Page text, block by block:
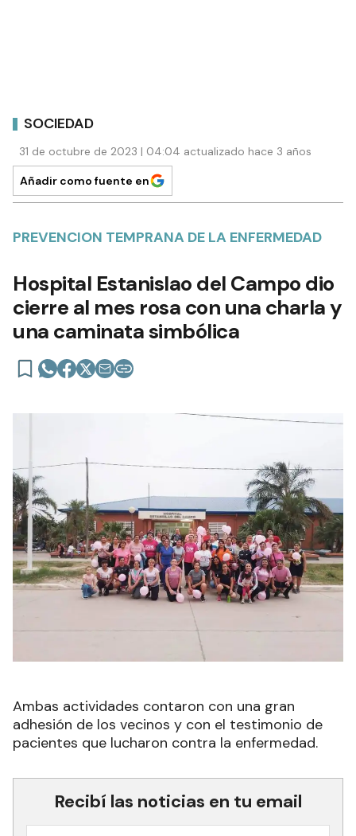
SOCIEDAD
31 de octubre de 2023 | 04:04 actualizado hace 3 años
Añadir como fuente en
PREVENCION TEMPRANA DE LA ENFERMEDAD
Hospital Estanislao del Campo dio
cierre al mes rosa con una charla y
una caminata simbólica
Ambas actividades contaron con una gran
adhesión de los vecinos y con el testimonio de
pacientes que lucharon contra la enfermedad.
Recibí las noticias en tu email